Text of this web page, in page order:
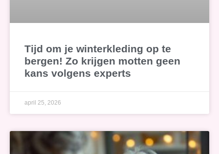
Tijd om je winterkleding op te
bergen! Zo krijgen motten geen
kans volgens experts
april 25, 2026